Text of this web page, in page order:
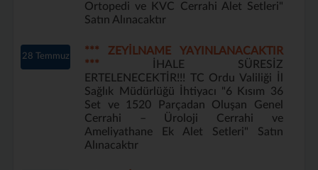
Ortopedi ve KVC Cerrahi Alet Setleri"
Satın Alınacaktır
28 Temmuz
*** ZEYİLNAME YAYINLANACAKTIR
***
İHALE SÜRESİZ
ERTELENECEKTİR!!! TC Ordu Valiliği İl
Sağlık Müdürlüğü İhtiyacı "6 Kısım 36
Set ve 1520 Parçadan Oluşan Genel
Cerrahi – Üroloji Cerrahi ve
Ameliyathane Ek Alet Setleri" Satın
Alınacaktır